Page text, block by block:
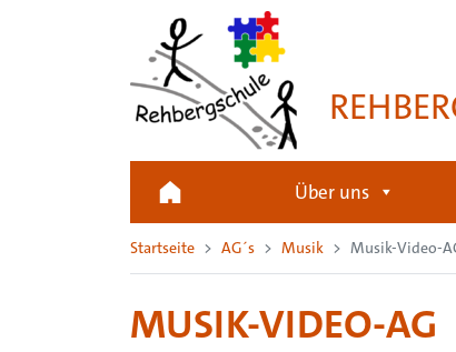
Über uns
Startseite AG´s Musik Musik-Video-
MUSIK-VIDEO-AG